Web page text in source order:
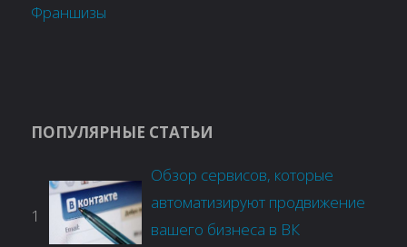
Франшизы
ПОПУЛЯРНЫЕ СТАТЬИ
1
Обзор сервисов, которые
автоматизируют продвижение
вашего бизнеса в ВК